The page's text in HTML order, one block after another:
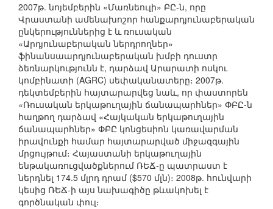
2007թ. նոյեմբերին «Մառնեուլի» ԲԸ-ն, որը
Վրաստանի ամենախոշոր հանքարդյունաբերական
ընկերություններից է և ռուսական
«Արդյունաբերական ներդրողներ»
ֆինանսաարդյունաբերական խմբի դուստր
ձեռնարկությունն է, դարձավ Արարատի ոսկու
կոմբինատի (AGRC) սեփականատերը։ 2007թ.
դեկտեմբերին հայտարարվեց նաև, որ փաստորեն
«Ռուսական երկաթուղային ճանապարհներ» ՓԲԸ-ն
հաղթող դարձավ «Հայկական երկաթուղային
ճանապարհներ» ՓԲԸ կոնցեսիոն կառավարման
իրավունքի համար հայտարարված միջազգային
մրցույթում։ Հայաստանի երկաթուղային
ենթակառուցվածքներում ՌԵՃ-ը պատրաստ է
ներդնել 174.5 մլրդ դրամ ($570 մլն)։ 2008թ. հունվարի
կեսից ՌԵՃ-ի այս նախագիծը թևակոխել է
գործնական փուլ։